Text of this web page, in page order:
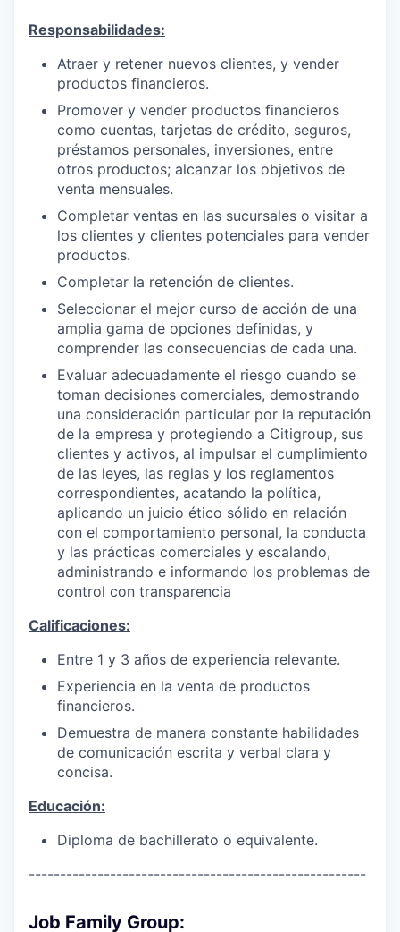
Responsabilidades:
Atraer y retener nuevos clientes, y vender
productos financieros.
Promover y vender productos financieros
como cuentas, tarjetas de crédito, seguros,
préstamos personales, inversiones, entre
otros productos; alcanzar los objetivos de
venta mensuales.
Completar ventas en las sucursales o visitar a
los clientes y clientes potenciales para vender
productos.
Completar la retención de clientes.
Seleccionar el mejor curso de acción de una
amplia gama de opciones definidas, y
comprender las consecuencias de cada una.
Evaluar adecuadamente el riesgo cuando se
toman decisiones comerciales, demostrando
una consideración particular por la reputación
de la empresa y protegiendo a Citigroup, sus
clientes y activos, al impulsar el cumplimiento
de las leyes, las reglas y los reglamentos
correspondientes, acatando la política,
aplicando un juicio ético sólido en relación
con el comportamiento personal, la conducta
y las prácticas comerciales y escalando,
administrando e informando los problemas de
control con transparencia
Calificaciones:
Entre 1 y 3 años de experiencia relevante.
Experiencia en la venta de productos
financieros.
Demuestra de manera constante habilidades
de comunicación escrita y verbal clara y
concisa.
Educación:
Diploma de bachillerato o equivalente.
------------------------------------------------------
Job Family Group: